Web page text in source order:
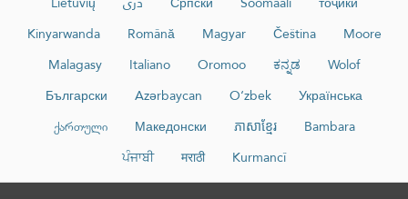
Kinyarwanda
Română Magyar Čeština
Moore
Malagasy
Italiano Oromoo ಕನ್ನಡ
Wolof
Български
Azərbaycan O‘zbek
Українська
ქართული
Македонски ភាសាខ្មែរ
Bambara
ਪੰਜਾਬੀ
मराठी Kurmancî